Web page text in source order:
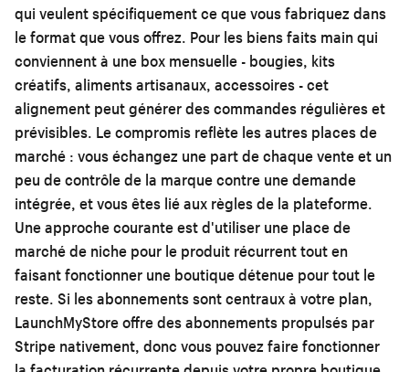
qui veulent spécifiquement ce que vous fabriquez dans
le format que vous offrez. Pour les biens faits main qui
conviennent à une box mensuelle - bougies, kits
créatifs, aliments artisanaux, accessoires - cet
alignement peut générer des commandes régulières et
prévisibles. Le compromis reflète les autres places de
marché : vous échangez une part de chaque vente et un
peu de contrôle de la marque contre une demande
intégrée, et vous êtes lié aux règles de la plateforme.
Une approche courante est d'utiliser une place de
marché de niche pour le produit récurrent tout en
faisant fonctionner une boutique détenue pour tout le
reste. Si les abonnements sont centraux à votre plan,
LaunchMyStore offre des abonnements propulsés par
Stripe nativement, donc vous pouvez faire fonctionner